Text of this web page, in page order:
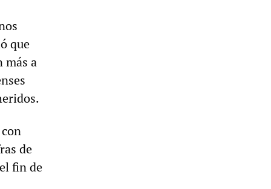
que
más a
de
fin de